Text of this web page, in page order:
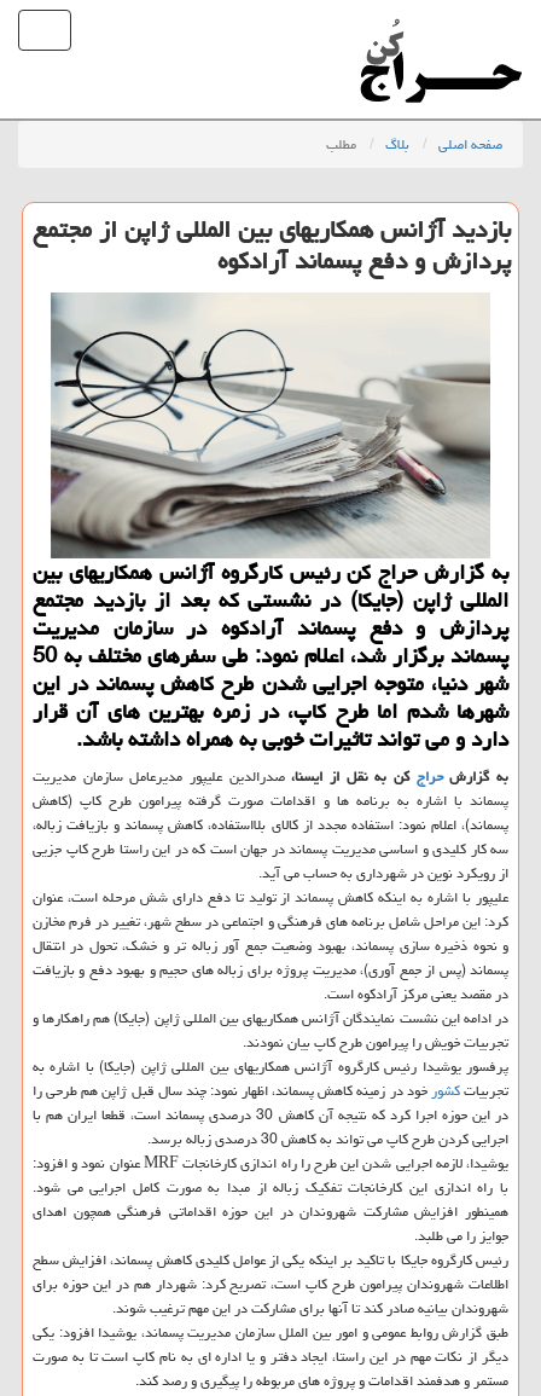
صفحه اصلی بلاگ مطلب
بازدید آژانس همكاریهای بین المللی ژاپن از مجتمع
پردازش و دفع پسماند آرادكوه
به گزارش حراج كن رئیس كارگروه آژانس همكاریهای بین
المللی ژاپن (جایكا) در نشستی كه بعد از بازدید مجتمع
پردازش و دفع پسماند آرادكوه در سازمان مدیریت
پسماند برگزار شد، اعلام نمود: طی سفرهای مختلف به 50
شهر دنیا، متوجه اجرایی شدن طرح كاهش پسماند در این
شهرها شدم اما طرح كاپ، در زمره بهترین های آن قرار
دارد و می تواند تاثیرات خوبی به همراه داشته باشد.
به گزارشحراج كن به نقل از ایسنا،صدرالدین علیپور مدیرعامل سازمان مدیریت
پسماند با اشاره به برنامه ها و اقدامات صورت گرفته پیرامون طرح كاپ (كاهش
پسماند)، اعلام نمود: استفاده مجدد از كالای بلااستفاده، كاهش پسماند و بازیافت زباله،
سه كار كلیدی و اساسی مدیریت پسماند در جهان است كه در این راستا طرح كاپ جزیی
از رویكرد نوین در شهرداری به حساب می آید.
علیپور با اشاره به اینكه كاهش پسماند از تولید تا دفع دارای شش مرحله است، عنوان
كرد: این مراحل شامل برنامه های فرهنگی و اجتماعی در سطح شهر، تغییر در فرم مخازن
و نحوه ذخیره سازی پسماند، بهبود وضعیت جمع آور زباله تر و خشك، تحول در انتقال
پسماند (پس از جمع آوری)، مدیریت پروژه برای زباله های حجیم و بهبود دفع و بازیافت
در مقصد یعنی مركز آرادكوه است.
در ادامه این نشست نمایندگان آژانس همكاریهای بین المللی ژاپن (جایكا) هم راهكارها و
تجربیات خویش را پیرامون طرح كاپ بیان نمودند.
پرفسور یوشیدا رئیس كارگروه آژانس همكاریهای بین المللی ژاپن (جایكا) با اشاره به
تجربیاتكشورخود در زمینه كاهش پسماند، اظهار نمود: چند سال قبل ژاپن هم طرحی را
در این حوزه اجرا كرد كه نتیجه آن كاهش 30 درصدی پسماند است، قطعا ایران هم با
اجرایی كردن طرح كاپ می تواند به كاهش 30 درصدی زباله برسد.
یوشیدا، لازمه اجرایی شدن این طرح را راه اندازی كارخانجات MRF عنوان نمود و افزود:
با راه اندازی این كارخانجات تفكیك زباله از مبدا به صورت كامل اجرایی می شود.
همینطور افزایش مشاركت شهروندان در این حوزه اقداماتی فرهنگی همچون اهدای
جوایز را می طلبد.
رئیس كارگروه جایكا با تاكید بر اینكه یكی از عوامل كلیدی كاهش پسماند، افزایش سطح
اطلاعات شهروندان پیرامون طرح كاپ است، تصریح كرد: شهردار هم در این حوزه برای
شهروندان بیانیه صادر كند تا آنها برای مشاركت در این مهم ترغیب شوند.
طبق گزارش روابط عمومی و امور بین الملل سازمان مدیریت پسماند، یوشیدا افزود: یكی
دیگر از نكات مهم در این راستا، ایجاد دفتر و یا اداره ای به نام كاپ است تا به صورت
مستمر و هدفمند اقدامات و پروژه های مربوطه را پیگیری و رصد كند.